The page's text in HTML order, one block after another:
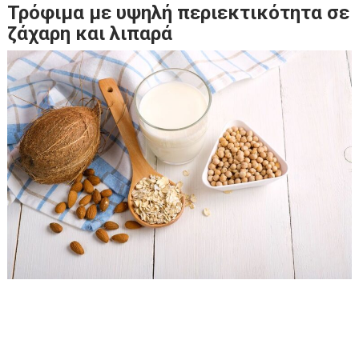
Τρόφιμα με υψηλή περιεκτικότητα σε
ζάχαρη και λιπαρά